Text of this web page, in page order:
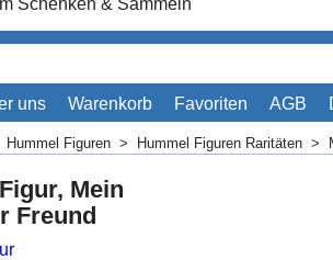
Schenken & Sammeln
uns Warenkorb Favoriten AGB
Hummel Figuren > Hummel Figuren Raritäten >
Mein
Freund